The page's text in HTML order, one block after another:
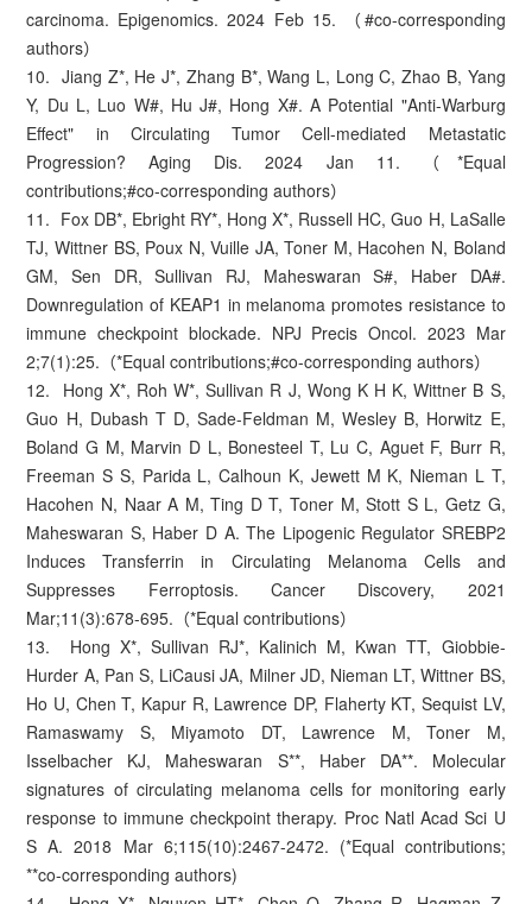
carcinoma. Epigenomics. 2024 Feb 15. （#co-corresponding
authors）
10. Jiang Z*, He J*, Zhang B*, Wang L, Long C, Zhao B, Yang
Y, Du L, Luo W#, Hu J#, Hong X#. A Potential "Anti-Warburg
Effect" in Circulating Tumor Cell-mediated Metastatic
Progression? Aging Dis. 2024 Jan 11. （*Equal
contributions;#co-corresponding authors）
11. Fox DB*, Ebright RY*, Hong X*, Russell HC, Guo H, LaSalle
TJ, Wittner BS, Poux N, Vuille JA, Toner M, Hacohen N, Boland
GM, Sen DR, Sullivan RJ, Maheswaran S#, Haber DA#.
Downregulation of KEAP1 in melanoma promotes resistance to
immune checkpoint blockade. NPJ Precis Oncol. 2023 Mar
2;7(1):25.（*Equal contributions;#co-corresponding authors）
12. Hong X*, Roh W*, Sullivan R J, Wong K H K, Wittner B S,
Guo H, Dubash T D, Sade-Feldman M, Wesley B, Horwitz E,
Boland G M, Marvin D L, Bonesteel T, Lu C, Aguet F, Burr R,
Freeman S S, Parida L, Calhoun K, Jewett M K, Nieman L T,
Hacohen N, Naar A M, Ting D T, Toner M, Stott S L, Getz G,
Maheswaran S, Haber D A. The Lipogenic Regulator SREBP2
Induces Transferrin in Circulating Melanoma Cells and
Suppresses Ferroptosis. Cancer Discovery, 2021
Mar;11(3):678-695.（*Equal contributions）
13. Hong X*, Sullivan RJ*, Kalinich M, Kwan TT, Giobbie-
Hurder A, Pan S, LiCausi JA, Milner JD, Nieman LT, Wittner BS,
Ho U, Chen T, Kapur R, Lawrence DP, Flaherty KT, Sequist LV,
Ramaswamy S, Miyamoto DT, Lawrence M, Toner M,
Isselbacher KJ, Maheswaran S**, Haber DA**. Molecular
signatures of circulating melanoma cells for monitoring early
response to immune checkpoint therapy. Proc Natl Acad Sci U
S A. 2018 Mar 6;115(10):2467-2472. (*Equal contributions;
**co-corresponding authors)